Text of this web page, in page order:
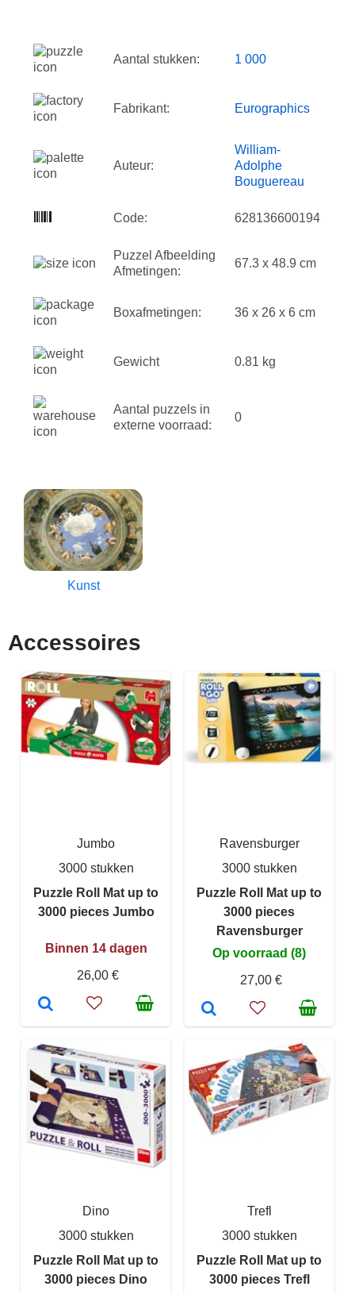
Aantal stukken: 1 000
Fabrikant: Eurographics
Auteur:
William-
Adolphe
Bouguereau
Code: 628136600194
Puzzel Afbeelding
Afmetingen:
67.3 x 48.9 cm
Boxafmetingen: 36 x 26 x 6 cm
Gewicht 0.81 kg
Aantal puzzels in
externe voorraad:
0
Kunst
Accessoires
Jumbo
3000 stukken
Puzzle Roll Mat up to
3000 pieces Jumbo
Binnen 14 dagen
26,00 €
Ravensburger
3000 stukken
Puzzle Roll Mat up to
3000 pieces
Ravensburger
Op voorraad (8)
27,00 €
Dino
3000 stukken
Puzzle Roll Mat up to
3000 pieces Dino
Trefl
3000 stukken
Puzzle Roll Mat up to
3000 pieces Trefl